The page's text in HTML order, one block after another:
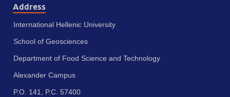
Address
International Hellenic University
School of Geosciences
Department of Food Science and Technology
Alexander Campus
P.O. 141, P.C. 57400